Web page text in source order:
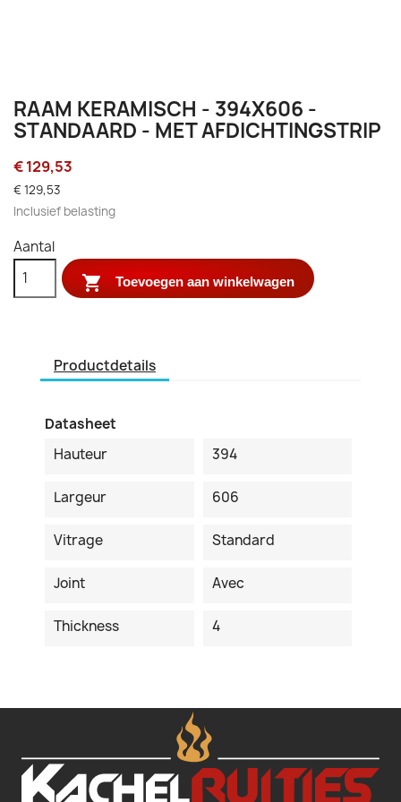
RAAM KERAMISCH - 394X606 -
STANDAARD - MET AFDICHTINGSTRIP
€ 129,53
€ 129,53
Inclusief belasting
Aantal
 Toevoegen aan winkelwagen
Productdetails
Datasheet
Hauteur
394
Largeur 606
Vitrage Standard
Joint Avec
Thickness 4